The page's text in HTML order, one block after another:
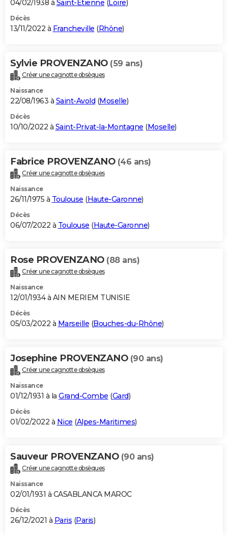
04/02/1938 à Saint-Étienne (Loire)
Décès
13/11/2022 à Francheville (Rhône)
Sylvie PROVENZANO (59 ans)
Créer une cagnotte obsèques
Naissance
22/08/1963 à Saint-Avold (Moselle)
Décès
10/10/2022 à Saint-Privat-la-Montagne (Moselle)
Fabrice PROVENZANO (46 ans)
Créer une cagnotte obsèques
Naissance
26/11/1975 à Toulouse (Haute-Garonne)
Décès
06/07/2022 à Toulouse (Haute-Garonne)
Rose PROVENZANO (88 ans)
Créer une cagnotte obsèques
Naissance
12/01/1934 à AIN MERIEM TUNISIE
Décès
05/03/2022 à Marseille (Bouches-du-Rhône)
Josephine PROVENZANO (90 ans)
Créer une cagnotte obsèques
Naissance
01/12/1931 à la Grand-Combe (Gard)
Décès
01/02/2022 à Nice (Alpes-Maritimes)
Sauveur PROVENZANO (90 ans)
Créer une cagnotte obsèques
Naissance
02/01/1931 à CASABLANCA MAROC
Décès
26/12/2021 à Paris (Paris)